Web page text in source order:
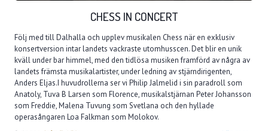
CHESS IN CONCERT
Följ med till Dalhalla och upplev musikalen Chess när en exklusiv
konsertversion intar landets vackraste utomhusscen. Det blir en unik
kväll under bar himmel, med den tidlösa musiken framförd av några av
landets främsta musikalartister, under ledning av stjärndirigenten,
Anders Eljas.I huvudrollerna ser vi Philip Jalmelid i sin paradroll som
Anatoly, Tuva B Larsen som Florence, musikalstjärnan Peter Johansson
som Freddie, Malena Tuvung som Svetlana och den hyllade
operasångaren Loa Falkman som Molokov.